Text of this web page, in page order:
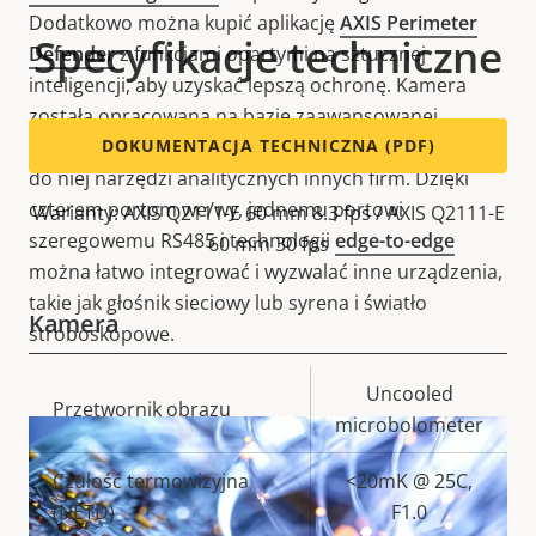
Dodatkowo można kupić aplikacjęAXIS Perimeter
Defenderz funkcjami opartymi na sztucznej
inteligencji, aby uzyskać lepszą ochronę. Kamera
została opracowana na bazie zaawansowanej
platformy analitycznej, która umożliwia dodawanie
do niej narzędzi analitycznych innych firm. Dzięki
czterem portom we/wy, jednemu portowi
szeregowemu RS485 i technologii edge-to-edge
można łatwo integrować i wyzwalać inne urządzenia,
takie jak głośnik sieciowy lub syrena i światło
stroboskopowe.
Specyfikacje techniczne
DOKUMENTACJA TECHNICZNA (PDF)
Warianty: AXIS Q2111-E 60 mm 8.3 fps / AXIS Q2111-E
60 mm 30 fps
Kamera
nieruchomości
nieruchomości
Przetwornik obrazu
Uncooled
microbolometer
Czułość termowizyjna
(NETD)
<20mK @ 25C,
F1.0